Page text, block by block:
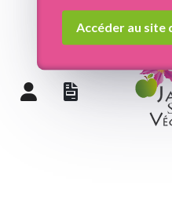
Accéder au site